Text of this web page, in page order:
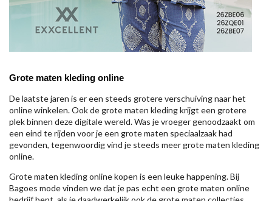
Grote maten kleding online
De laatste jaren is er een steeds grotere verschuiving naar het
online winkelen. Ook de grote maten kleding krijgt een grotere
plek binnen deze digitale wereld. Was je vroeger genoodzaakt om
een eind te rijden voor je een grote maten speciaalzaak had
gevonden, tegenwoordig vind je steeds meer grote maten kleding
online.
Grote maten kleding online kopen is een leuke happening. Bij
Bagoes mode vinden we dat je pas echt een grote maten online